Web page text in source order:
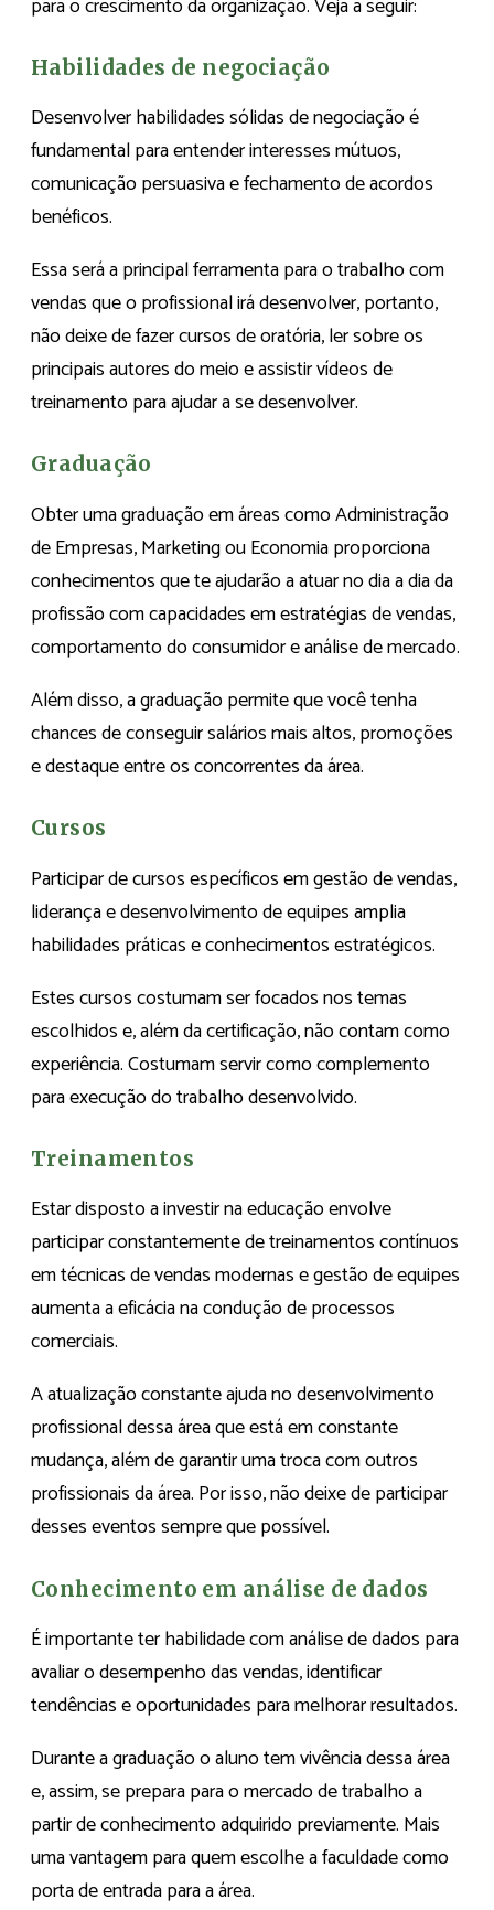
Habilidades de negociação
Desenvolver habilidades sólidas de negociação é
fundamental para entender interesses mútuos,
comunicação persuasiva e fechamento de acordos
benéficos.
Essa será a principal ferramenta para o trabalho com
vendas que o profissional irá desenvolver, portanto,
não deixe de fazer cursos de oratória, ler sobre os
principais autores do meio e assistir vídeos de
treinamento para ajudar a se desenvolver.
Graduação
Obter uma graduação em áreas como Administração
de Empresas, Marketing ou Economia proporciona
conhecimentos que te ajudarão a atuar no dia a dia da
profissão com capacidades em estratégias de vendas,
comportamento do consumidor e análise de mercado.
Além disso, a graduação permite que você tenha
chances de conseguir salários mais altos, promoções
e destaque entre os concorrentes da área.
Cursos
Participar de cursos específicos em gestão de vendas,
liderança e desenvolvimento de equipes amplia
habilidades práticas e conhecimentos estratégicos.
Estes cursos costumam ser focados nos temas
escolhidos e, além da certificação, não contam como
experiência. Costumam servir como complemento
para execução do trabalho desenvolvido.
Treinamentos
Estar disposto a investir na educação envolve
participar constantemente de treinamentos contínuos
em técnicas de vendas modernas e gestão de equipes
aumenta a eficácia na condução de processos
comerciais.
A atualização constante ajuda no desenvolvimento
profissional dessa área que está em constante
mudança, além de garantir uma troca com outros
profissionais da área. Por isso, não deixe de participar
desses eventos sempre que possível.
Conhecimento em análise de dados
É importante ter habilidade com análise de dados para
avaliar o desempenho das vendas, identificar
tendências e oportunidades para melhorar resultados.
Durante a graduação o aluno tem vivência dessa área
e, assim, se prepara para o mercado de trabalho a
partir de conhecimento adquirido previamente. Mais
uma vantagem para quem escolhe a faculdade como
porta de entrada para a área.